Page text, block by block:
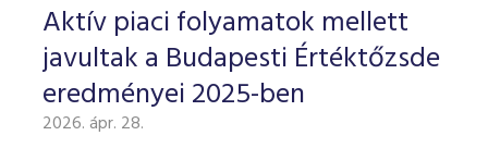
Aktív piaci folyamatok mellett
javultak a Budapesti Értéktőzsde
eredményei 2025-ben
2026. ápr. 28.